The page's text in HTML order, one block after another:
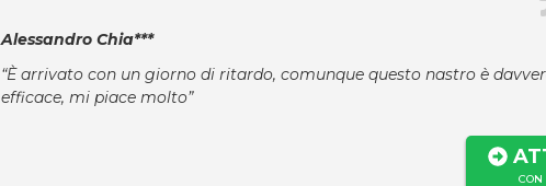
Alessandro Chia***
“È arrivato con un giorno di ritardo, comunque questo nastro è
efficace, mi piace molto”
CON